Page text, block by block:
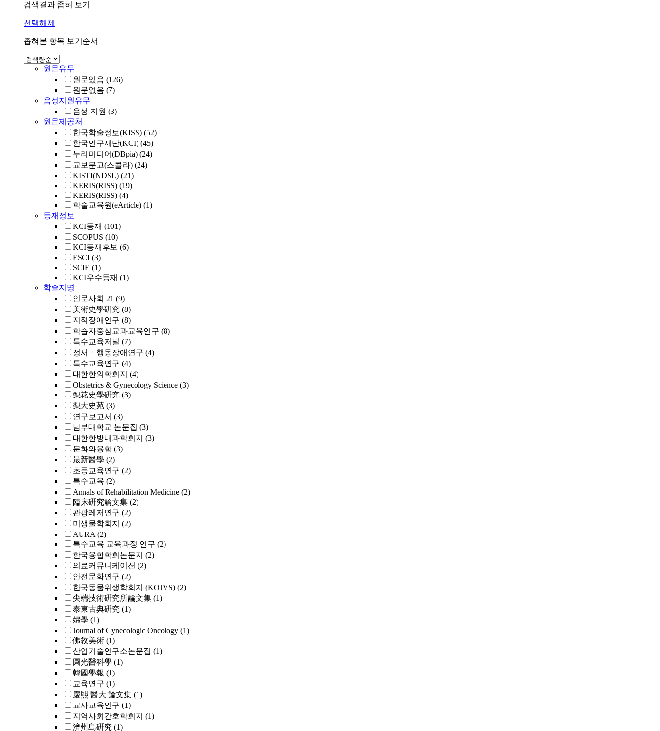
검색결과 좁혀 보기
선택해제
좁혀본 항목 보기순서
원문유무
원문있음 (126)
원문없음 (7)
음성지원유무
음성 지원 (3)
원문제공처
한국학술정보(KISS) (52)
한국연구재단(KCI) (45)
누리미디어(DBpia) (24)
교보문고(스콜라) (24)
KISTI(NDSL) (21)
KERIS(RISS) (19)
KERIS(RISS) (4)
학술교육원(eArticle) (1)
등재정보
KCI등재 (101)
SCOPUS (10)
KCI등재후보 (6)
ESCI (3)
SCIE (1)
KCI우수등재 (1)
학술지명
인문사회 21 (9)
美術史學硏究 (8)
지적장애연구 (8)
학습자중심교과교육연구 (8)
특수교육저널 (7)
정서ㆍ행동장애연구 (4)
특수교육연구 (4)
대한한의학회지 (4)
Obstetrics & Gynecology Science (3)
梨花史學硏究 (3)
梨大史苑 (3)
연구보고서 (3)
남부대학교 논문집 (3)
대한한방내과학회지 (3)
문화와융합 (3)
最新醫學 (2)
초등교육연구 (2)
특수교육 (2)
Annals of Rehabilitation Medicine (2)
臨床硏究論文集 (2)
관광레저연구 (2)
미생물학회지 (2)
AURA (2)
특수교육 교육과정 연구 (2)
한국융합학회논문지 (2)
의료커뮤니케이션 (2)
안전문화연구 (2)
한국동물위생학회지 (KOJVS) (2)
尖端技術硏究所論文集 (1)
泰東古典硏究 (1)
婦學 (1)
Journal of Gynecologic Oncology (1)
佛敎美術 (1)
산업기술연구소논문집 (1)
圓光醫科學 (1)
韓國學報 (1)
교육연구 (1)
慶熙 醫大 論文集 (1)
교사교육연구 (1)
지역사회간호학회지 (1)
濟州島硏究 (1)